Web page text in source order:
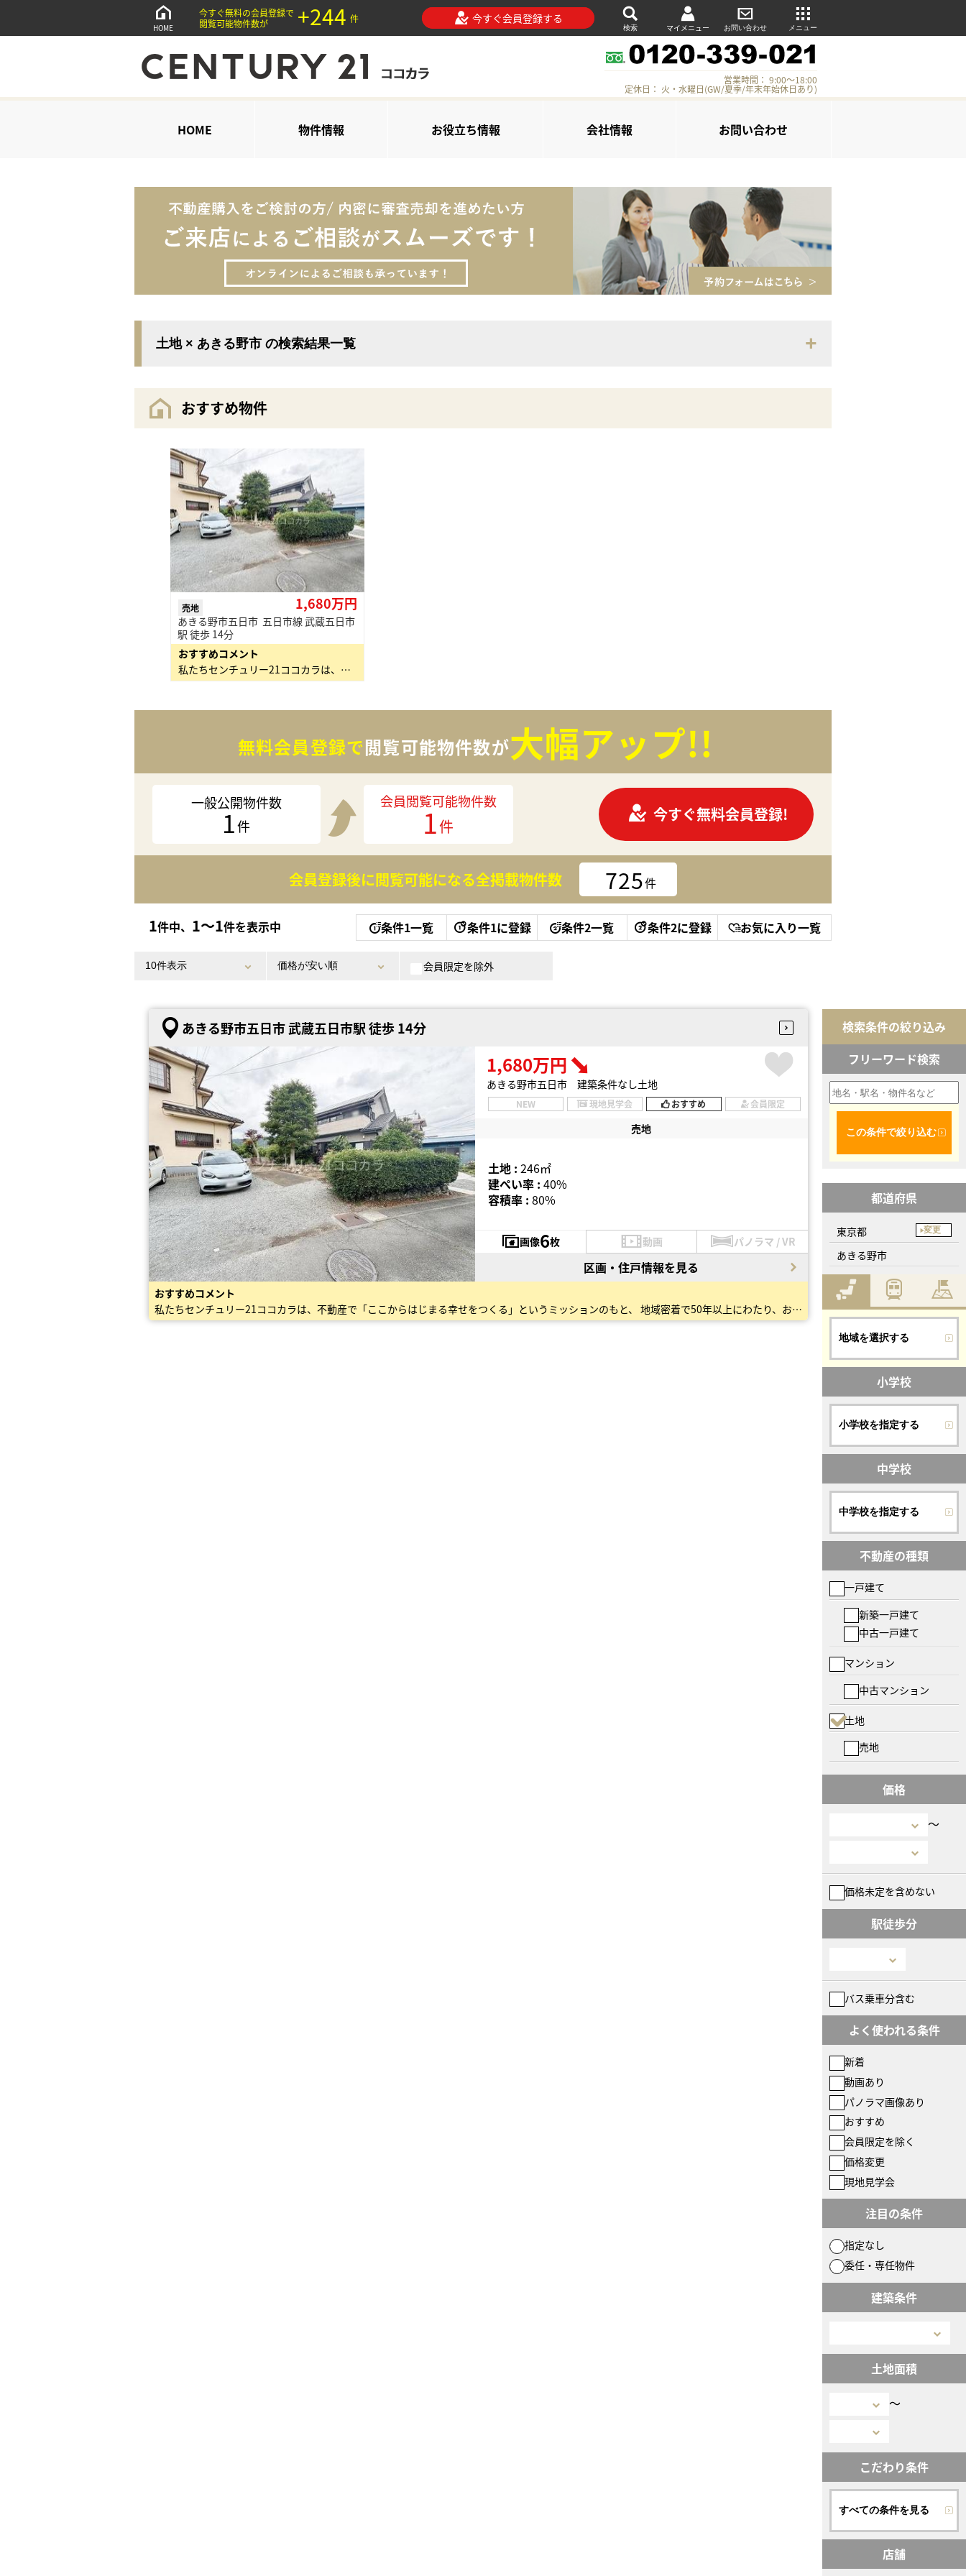
HOME
今すぐ無料の会員登録で
閲覧可能物件数が
+244 件 今すぐ会員登録する
検索 マイメニュー お問い合わせ メニュー
営業時間： 9:00～18:00
定休日： 火・水曜日(GW/夏季/年末年始休日あり)
HOME 物件情報 お役立ち情報 会社情報 お問い合わせ
土地 × あきる野市 の検索結果一覧
おすすめ物件
売地 1,680万円
あきる野市五日市 五日市線 武蔵五日市
駅 徒歩 14分
おすすめコメント
私たちセンチュリー21ココカラは、不動産で「ここからはじまる幸せをつくる」というミッションのもと、…
無料会員登録で閲覧可能物件数が大幅アップ!!
一般公開物件数
1件
会員閲覧可能物件数
1件
今すぐ無料会員登録!
会員登録後に閲覧可能になる全掲載物件数 725件
1件中、 1〜1件を表示中 条件1一覧 条件1に登録 条件2一覧 条件2に登録 お気に入り一覧
会員限定を除外
あきる野市五日市 武蔵五日市駅 徒歩 14分
1,680万円
あきる野市五日市 建築条件なし土地
NEW 現地見学会 おすすめ 会員限定
売地
土地 : 246㎡
建ぺい率 : 40%
容積率 : 80%
画像6枚 動画 パノラマ / VR
区画・住戸情報を見る
おすすめコメント
私たちセンチュリー21ココカラは、不動産で「ここからはじまる幸せをつくる」というミッションのもと、 地域密着で50年以上にわたり、お住まい探しをサポートしてきました。 不動産のプロとして、戸建・…
検索条件の絞り込み
フリーワード検索
この条件で絞り込む
都道府県
東京都 変更
あきる野市
地域を選択する
小学校
小学校を指定する
中学校
中学校を指定する
不動産の種類
一戸建て
新築一戸建て
中古一戸建て
マンション
中古マンション
土地
売地
価格
〜
価格未定を含めない
駅徒歩分
バス乗車分含む
よく使われる条件
新着
動画あり
パノラマ画像あり
おすすめ
会員限定を除く
価格変更
現地見学会
注目の条件
指定なし
委任・専任物件
建築条件
土地面積
〜
こだわり条件
すべての条件を見る
店舗